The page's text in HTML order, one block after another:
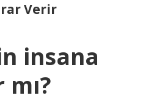
Verir
insana